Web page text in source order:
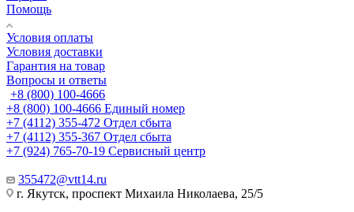
Помощь
Условия оплаты
Условия доставки
Гарантия на товар
Вопросы и ответы
+8 (800) 100-4666
+8 (800) 100-4666 Единый номер
+7 (4112) 355-472 Отдел сбыта
+7 (4112) 355-367 Отдел сбыта
+7 (924) 765-70-19 Сервисный центр
355472@vtt14.ru
г. Якутск, проспект Михаила Николаева, 25/5